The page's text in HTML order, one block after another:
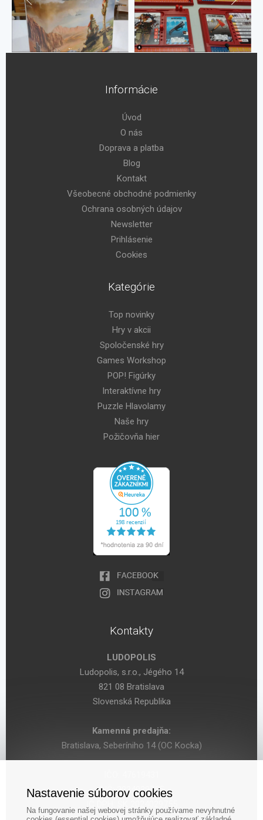
Informácie
Úvod
O nás
Doprava a platba
Blog
Kontakt
Všeobecné obchodné podmienky
Ochrana osobných údajov
Newsletter
Prihlásenie
Cookies
Kategórie
Top novinky
Hry v akcii
Spoločenské hry
Games Workshop
POP! Figúrky
Interaktívne hry
Puzzle Hlavolamy
Naše hry
Požičovňa hier
Kontakty
LUDOPOLIS
Ludopolis, s.r.o., Jégého 14
821 08 Bratislava
Slovenská Republika
Kamenná predajňa:
Bratislava, Seberíniho 14 (OC Kocka)
DIČ: 2024029755
Nastavenie súborov cookies
Na fungovanie našej webovej stránky používame nevyhnutné